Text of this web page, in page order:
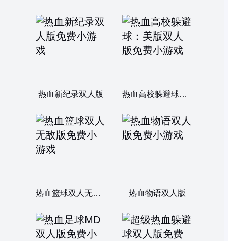
热血新纪录双人版 热血高校躲避球：美版双人版
热血篮球双人无敌版 热血物语双人版